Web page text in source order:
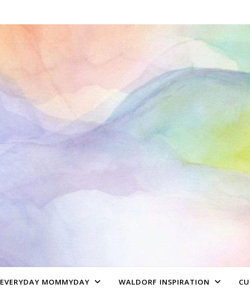
EVERYDAY MOMMYDAY WALDORF INSPIRATION